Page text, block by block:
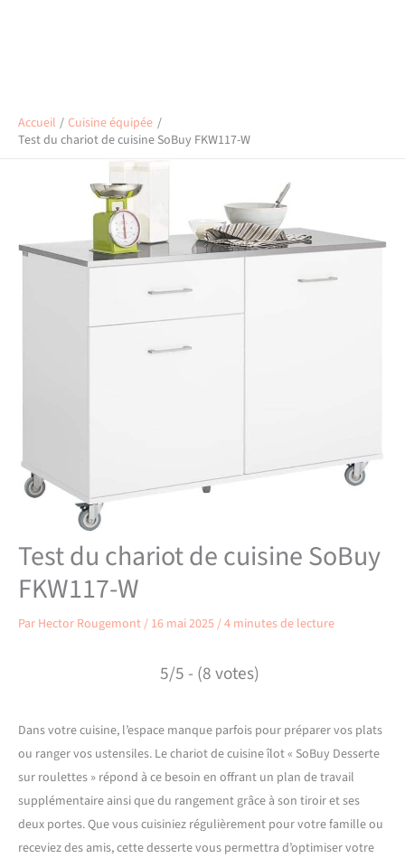
Accueil
Cuisine équipée
Test du chariot de cuisine SoBuy FKW117-W
Test du chariot de cuisine SoBuy
FKW117-W
Par Hector Rougemont/ 16 mai 2025/4 minutes de lecture
5/5 - (8 votes)
Dans votre cuisine, l’espace manque parfois pour préparer vos plats
ou ranger vos ustensiles. Le chariot de cuisine îlot « SoBuy Desserte
sur roulettes » répond à ce besoin en offrant un plan de travail
supplémentaire ainsi que du rangement grâce à son tiroir et ses
deux portes. Que vous cuisiniez régulièrement pour votre famille ou
receviez des amis, cette desserte vous permettra d’optimiser votre